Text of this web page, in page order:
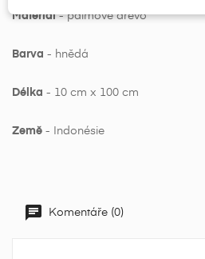
Materiál- palmové dřevo
Barva - hnědá
Délka - 10 cm x 100 cm
Země - Indonésie
Komentáře (0)